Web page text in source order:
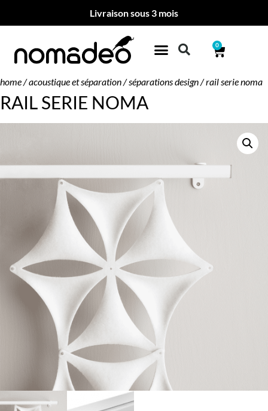
Livraison sous 3 mois
0
home/acoustique et séparation/séparations design/ rail serie noma
RAIL SERIE NOMA